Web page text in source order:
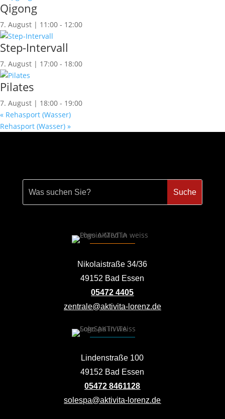
Qigong
7. August | 11:00 - 12:00
Step-Intervall
7. August | 17:00 - 18:00
Pilates
7. August | 18:00 - 19:00
« Rehasport (Wasser)
Rehasport (Wasser) »
Nikolaistraße 34/36
49152 Bad Essen
05472 4405
zentrale@aktivita-lorenz.de
Lindenstraße 100
49152 Bad Essen
05472 8461128
solespa@aktivita-lorenz.de